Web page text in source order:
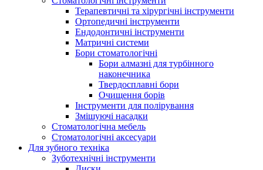
Терапевтичні та хірургічні інструменти
Ортопедичні інструменти
Ендодонтичні інструменти
Матричні системи
Бори стоматологічні
Бори алмазні для турбінного
наконечника
Твердосплавні бори
Очищення борів
Інструменти для полірування
Змішуючі насадки
Стоматологічна мебель
Стоматологічні аксесуари
Для зубного техніка
Зуботехнічні інструменти